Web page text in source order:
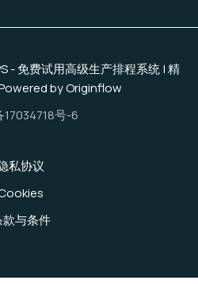
- 免费试用高级生产排程系统 | 精
by Originflow
17034718号-6
私协议
款与条件